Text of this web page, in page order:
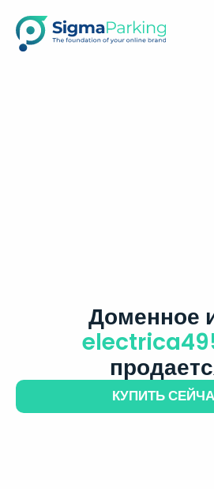
Доменное
КУПИТЬ